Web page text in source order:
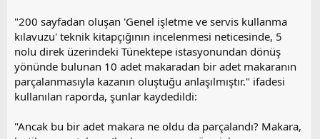
"200 sayfadan oluşan 'Genel işletme ve servis kullanma
kılavuzu' teknik kitapçığının incelenmesi neticesinde, 5
nolu direk üzerindeki Tünektepe istasyonundan dönüş
yönünde bulunan 10 adet makaradan bir adet makaranın
parçalanmasıyla kazanın oluştuğu anlaşılmıştır." ifadesi
kullanılan raporda, şunlar kaydedildi:
"Ancak bu bir adet makara ne oldu da parçalandı? Makara,